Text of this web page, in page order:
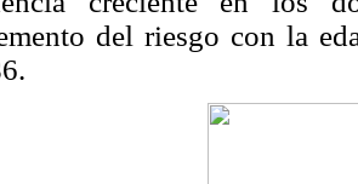
del riesgo con la